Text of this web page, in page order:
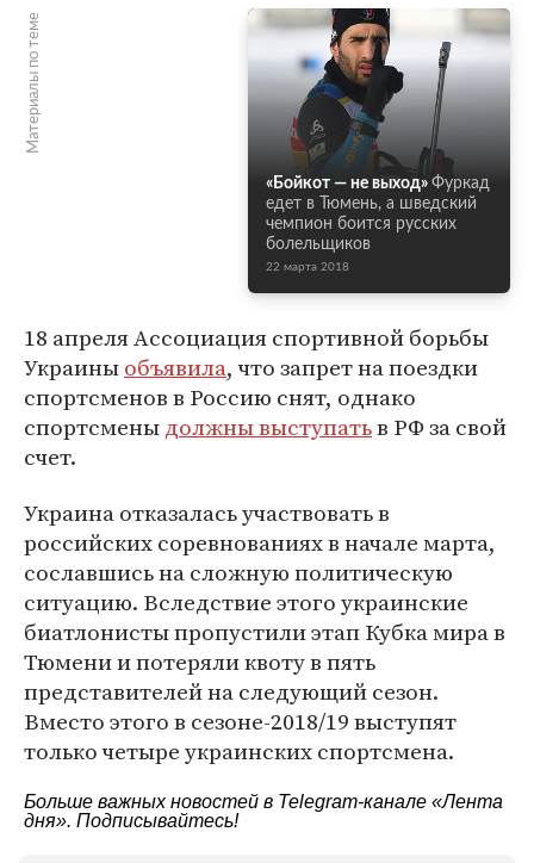
Материалы по теме
«Бойкот — не выход» Фуркад
едет в Тюмень, а шведский
чемпион боится русских
болельщиков
22 марта 2018
18 апреля Ассоциация спортивной борьбы
Украиныобъявила, что запрет на поездки
спортсменов в Россию снят, однако
спортсменыдолжны выступатьв РФ за свой
счет.
Украина отказалась участвовать в
российских соревнованиях в начале марта,
сославшись на сложную политическую
ситуацию. Вследствие этого украинские
биатлонисты пропустили этап Кубка мира в
Тюмени и потеряли квоту в пять
представителей на следующий сезон.
Вместо этого в сезоне-2018/19 выступят
только четыре украинских спортсмена.
Больше важных новостей в Telegram-канале «Лента
дня». Подписывайтесь!